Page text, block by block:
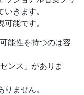
きます。
能です。
能性を持つのは容
ンス」がありま
ません。